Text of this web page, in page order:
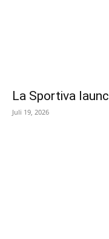
La Sportiva
Juli 19, 2026